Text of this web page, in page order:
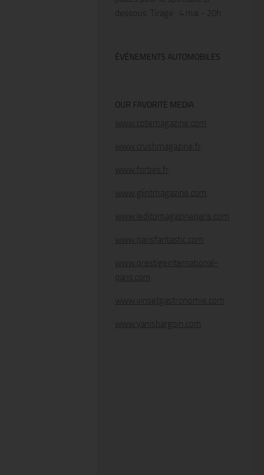
dessous. Tirage : 4 mai - 20h
ÉVÉNEMENTS AUTOMOBILES
OUR FAVORITE MEDIA
www.cotemagazine.com
www.crushmagazine.fr
www.forbes.fr
www.glintmagazine.com
www.leditomagazineparis.com
www.parisfantastic.com
www.prestigeinternational-
paris.com
www.vinsetgastronomie.com
www.yanisbargoin.com